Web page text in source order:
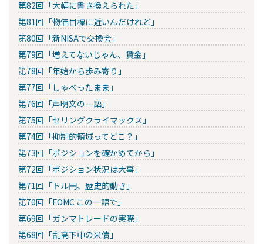
第82回「大幅に書き換えられた」
第81回「物価目標に近いんだけれど」
第80回「新NISAで交換会」
第79回「増えてないじゃん、賃金」
第78回「年始から歩み寄り」
第77回「しゃべったまま」
第76回「声明文の一語」
第75回「セリングクライマックス」
第74回「抑制的領域ってどこ？」
第73回「ポジションを確かめてから」
第72回「ポジション状況は大事」
第71回「ドル円、歴史的動き」
第70回「FOMC この一語で」
第69回「ガンマトレードの実際」
第68回「乱高下中の米債」